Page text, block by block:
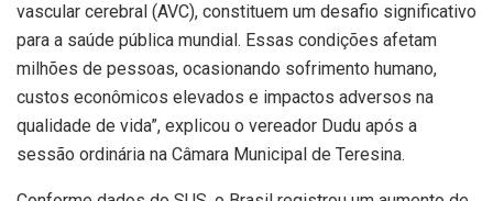
vascular cerebral (AVC), constituem um desafio significativo
para a saúde pública mundial. Essas condições afetam
milhões de pessoas, ocasionando sofrimento humano,
custos econômicos elevados e impactos adversos na
qualidade de vida”, explicou o vereador Dudu após a
sessão ordinária na Câmara Municipal de Teresina.